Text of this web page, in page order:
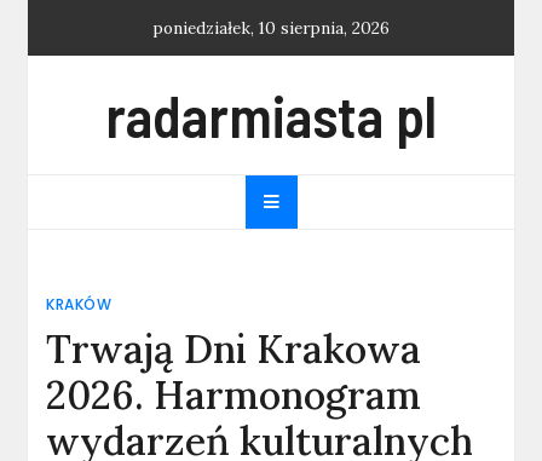
poniedziałek, 10 sierpnia, 2026
radarmiasta pl
KRAKÓW
Trwają Dni Krakowa
2026. Harmonogram
wydarzeń kulturalnych